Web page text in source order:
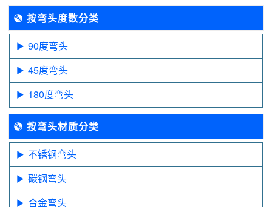
按弯头度数分类
90度弯头
45度弯头
180度弯头
按弯头材质分类
不锈钢弯头
碳钢弯头
合金弯头